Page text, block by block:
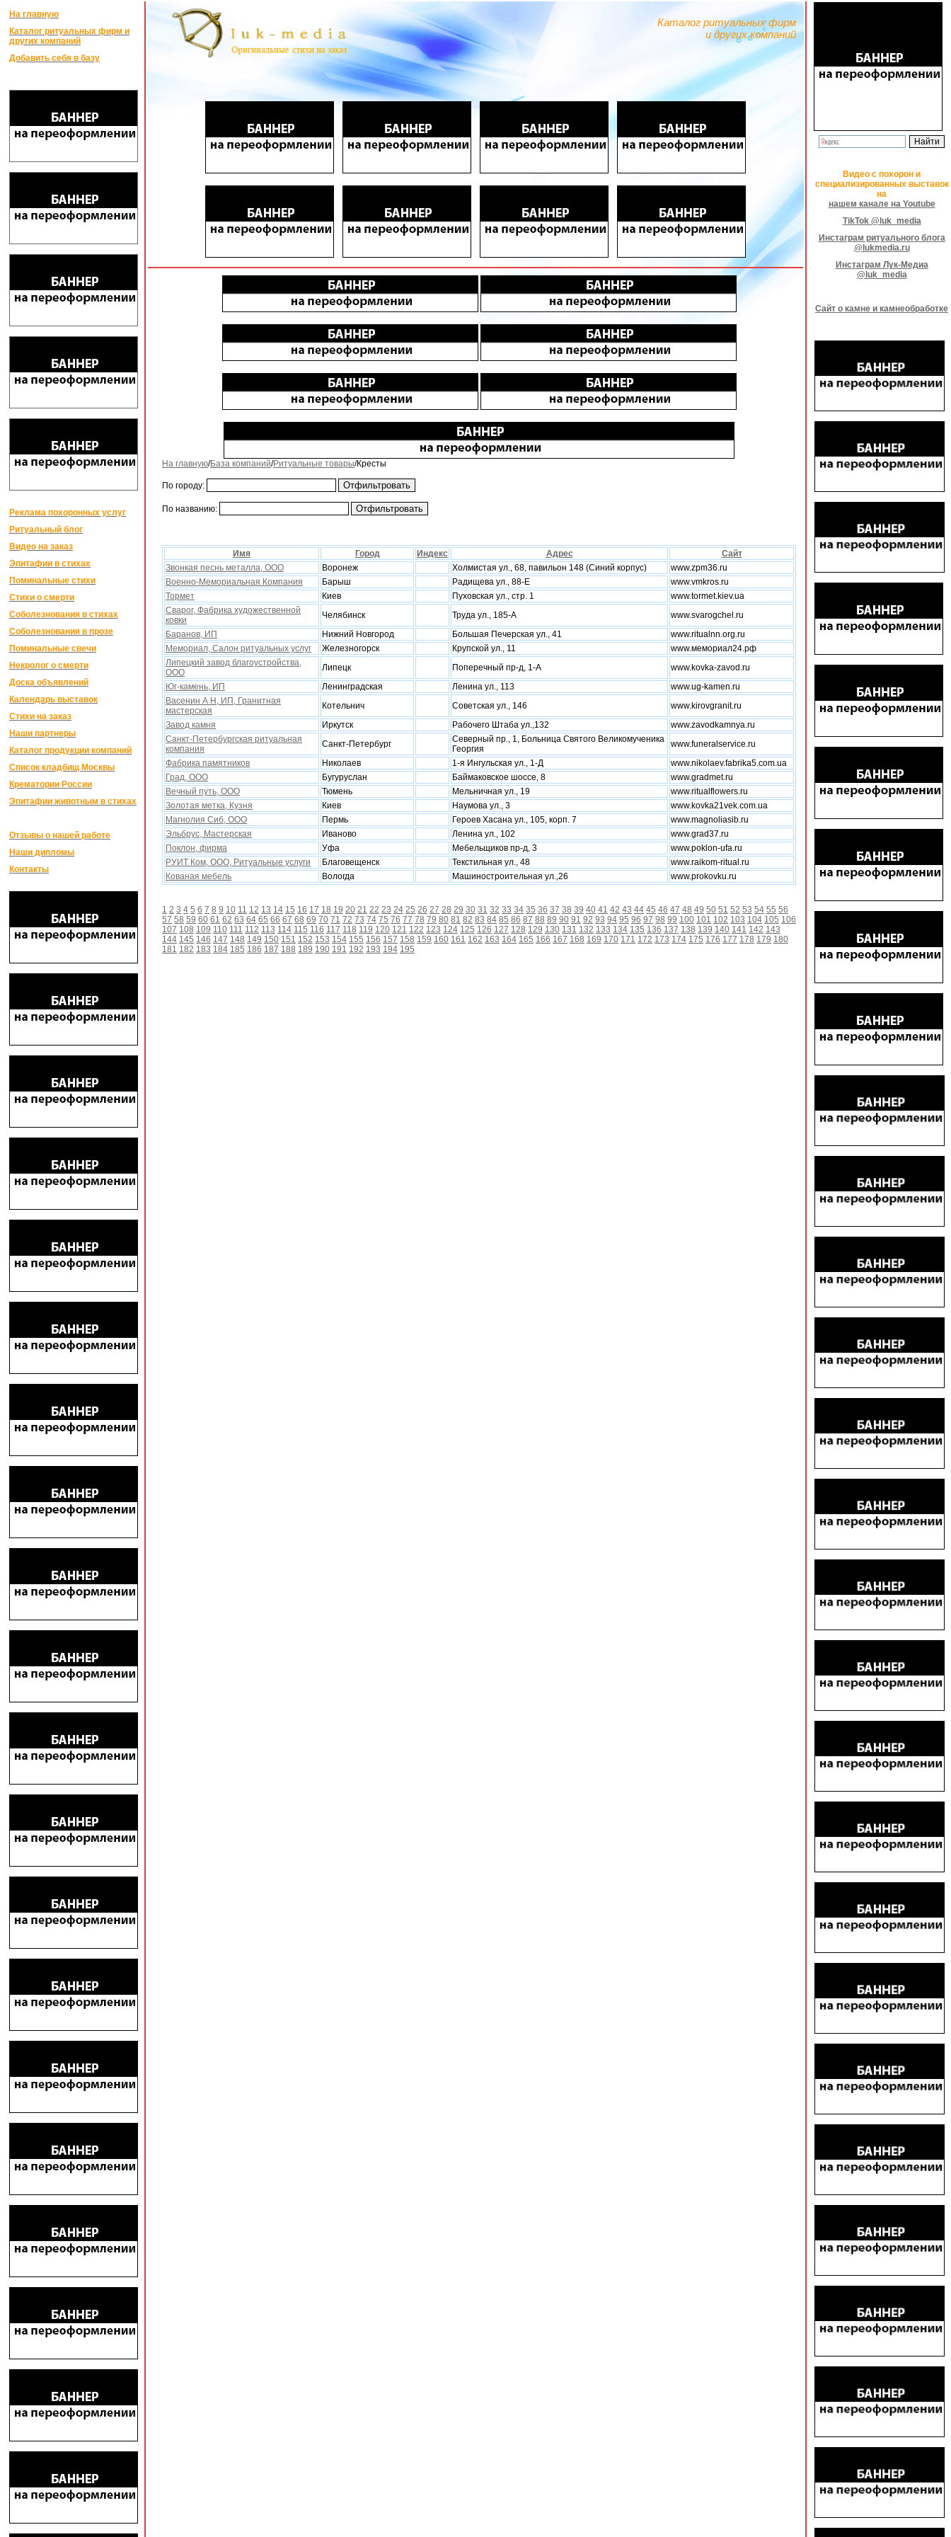
На главную
Каталог ритуальных фирм и
других компаний
Добавить себя в базу
Реклама похоронных услуг
Ритуальный блог
Видео на заказ
Эпитафии в стихах
Поминальные стихи
Стихи о смерти
Соболезнования в стихах
Соболезнования в прозе
Поминальные свечи
Некролог о смерти
Доска объявлений
Календарь выставок
Стихи на заказ
Наши партнеры
Каталог продукции компаний
Список кладбищ Москвы
Крематории России
Эпитафии животным в стихах
Отзывы о нашей работе
Наши дипломы
Контакты
Каталог ритуальных фирм
и других компаний
На главную/База компаний/Ритуальные товары/Кресты
По городу:
По названию:
Имя Город Индекс Адрес
Сайт
Звонкая песнь металла, ООО
Воронеж Холмистая ул., 68, павильон 148 (Синий корпус)
www.zpm36.ru
Военно-Мемориальная Компания
Барыш Радищева ул., 88-Е
www.vmkros.ru
Тормет
Киев Пуховская ул., стр. 1
www.tormet.kiev.ua
Сварог, Фабрика xудожественной
ковки
Челябинск Труда ул., 185-А
www.svarogchel.ru
Баранов, ИП
Нижний Новгород Большая Печерская ул., 41
www.ritualnn.org.ru
Мемориал, Салон ритуальныx услуг
Железногорск Крупской ул., 11
www.мемориал24.рф
Липецкий завод благоустройства,
ООО
Липецк Поперечный пр-д, 1-А
www.kovka-zavod.ru
Юг-камень, ИП
Ленинградская Ленина ул., 113
www.ug-kamen.ru
Васенин А Н, ИП, Гранитная
мастерская
Котельнич Советская ул., 146
www.kirovgranit.ru
Завод камня
Иркутск Рабочего Штаба ул.,132
www.zavodkamnya.ru
Санкт-Петербургская ритуальная
компания
Санкт-Петербург
Северный пр., 1, Больница Святого Великомученика
Георгия
www.funeralservice.ru
Фабрика памятников
Николаев 1-я Ингульская ул., 1-Д
www.nikolaev.fabrika5.com.ua
Град, ООО
Бугуруслан Баймаковское шоссе, 8
www.gradmet.ru
Вечный путь, ООО
Тюмень Мельничная ул., 19
www.ritualflowers.ru
Золотая метка, Кузня
Киев Наумова ул., 3
www.kovka21vek.com.ua
Магнолия Сиб, ООО
Пермь Героев Хасана ул., 105, корп. 7
www.magnoliasib.ru
Эльбрус, Мастерская
Иваново Ленина ул., 102
www.grad37.ru
Поклон, фирма
Уфа Мебельщиков пр-д, 3
www.poklon-ufa.ru
РУИТ Ком, ООО, Ритуальные услуги
Благовещенск Текстильная ул., 48
www.raikom-ritual.ru
Кованая мебель
Вологда Машиностроительная ул.,26 www.prokovku.ru
1 2 3 4 5 6 7 8 9 10 11 12 13 14 15 16 17 18 19 20 21 22 23 24 25 26 27 28 29 30 31 32 33 34 35 36 37 38 39 40 41 42 43 44 45 46 47 48 49 50 51 52 53 54 55 56
57 58 59 60 61 62 63 64 65 66 67 68 69 70 71 72 73 74 75 76 77 78 79 80 81 82 83 84 85 86 87 88 89 90 91 92 93 94 95 96 97 98 99 100 101 102 103 104 105 106
107 108 109 110 111 112 113 114 115 116 117 118 119 120 121 122 123 124 125 126 127 128 129 130 131 132 133 134 135 136 137 138 139 140 141 142 143
144 145 146 147 148 149 150 151 152 153 154 155 156 157 158 159 160 161 162 163 164 165 166 167 168 169 170 171 172 173 174 175 176 177 178 179 180
181 182 183 184 185 186 187 188 189 190 191 192 193 194 195
Видео с похорон и
специализированных выставок
на
нашем канале на Youtube
TikTok @luk_media
Инстаграм ритуального блога
@lukmedia.ru
Инстаграм Лук-Медиа
@luk_media
Сайт о камне и камнеобработке